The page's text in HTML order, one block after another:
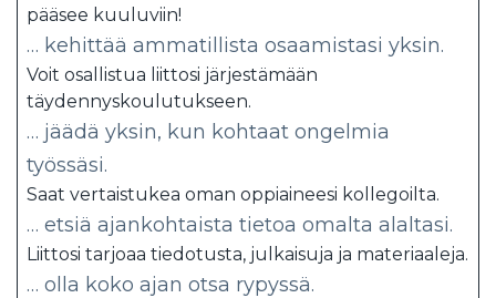
pääsee kuuluviin!
… kehittää ammatillista osaamistasi yksin.
Voit osallistua liittosi järjestämään
täydennyskoulutukseen.
… jäädä yksin, kun kohtaat ongelmia
työssäsi.
Saat vertaistukea oman oppiaineesi kollegoilta.
… etsiä ajankohtaista tietoa omalta alaltasi.
Liittosi tarjoaa tiedotusta, julkaisuja ja materiaaleja.
… olla koko ajan otsa rypyssä.